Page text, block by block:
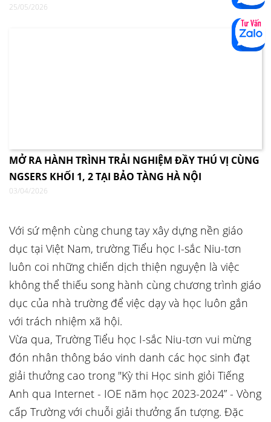
25/05/2026
MỞ RA HÀNH TRÌNH TRẢI NGHIỆM ĐẦY THÚ VỊ CÙNG
NGSERS KHỐI 1, 2 TẠI BẢO TÀNG HÀ NỘI
03/04/2026
Với sứ mệnh cùng chung tay xây dựng nền giáo
dục tại Việt Nam, trường Tiểu học I-sắc Niu-tơn
luôn coi những chiến dịch thiện nguyện là việc
không thể thiếu song hành cùng chương trình giáo
dục của nhà trường để việc dạy và học luôn gắn
với trách nhiệm xã hội.
Vừa qua, Trường Tiểu học I-sắc Niu-tơn vui mừng
đón nhân thông báo vinh danh các học sinh đạt
giải thưởng cao trong "Kỳ thi Học sinh giỏi Tiếng
Anh qua Internet - IOE năm học 2023-2024” - Vòng
cấp Trường với chuỗi giải thưởng ấn tượng. Đặc